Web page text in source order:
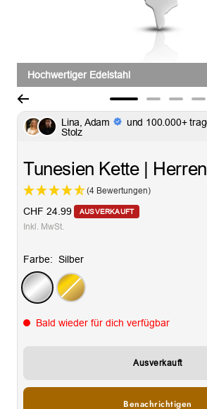
Hochwertiger Edelstahl
Slide
SlideSlide
Lina, Adam
und 100.000+
Stolz
Tunesien Kette | Herren
(4 Bewertungen)
Angebotspreis
CHF 24.99 AUSVERKAUFT
Inkl. MwSt.
Farbe: Silber
Silber
Gold
Bald wieder für dich verfügbar
Ausverkauft
Benachrichtigen